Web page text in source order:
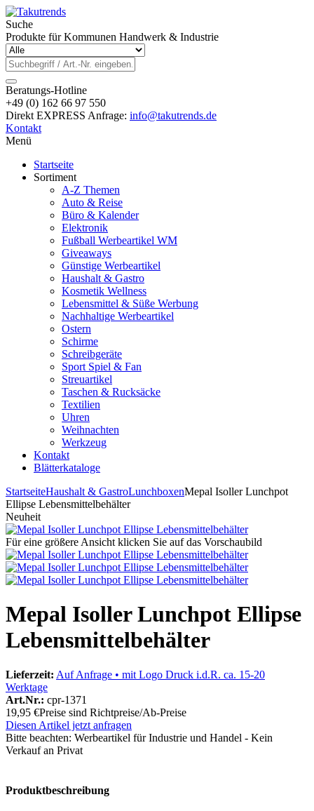
Suche
Produkte für Kommunen Handwerk & Industrie
Beratungs-Hotline
+49 (0) 162 66 97 550
Direkt EXPRESS Anfrage: info@takutrends.de
Kontakt
Menü
Startseite
Sortiment
A-Z Themen
Auto & Reise
Büro & Kalender
Elektronik
Fußball Werbeartikel WM
Giveaways
Günstige Werbeartikel
Haushalt & Gastro
Kosmetik Wellness
Lebensmittel & Süße Werbung
Nachhaltige Werbeartikel
Ostern
Schirme
Schreibgeräte
Sport Spiel & Fan
Streuartikel
Taschen & Rucksäcke
Textilien
Uhren
Weihnachten
Werkzeug
Kontakt
Blätterkataloge
StartseiteHaushalt & GastroLunchboxenMepal Isoller Lunchpot
Ellipse Lebensmittelbehälter
Neuheit
Für eine größere Ansicht klicken Sie auf das Vorschaubild
Mepal Isoller Lunchpot Ellipse
Lebensmittelbehälter
Lieferzeit: Auf Anfrage • mit Logo Druck i.d.R. ca. 15-20
Werktage
Art.Nr.: cpr-1371
19,95 €Preise sind Richtpreise/Ab-Preise
Diesen Artikel jetzt anfragen
Bitte beachten: Werbeartikel für Industrie und Handel - Kein
Verkauf an Privat
Produktbeschreibung